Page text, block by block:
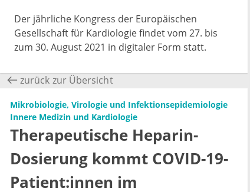
Der jährliche Kongress der Europäischen
Gesellschaft für Kardiologie findet vom 27. bis
zum 30. August 2021 in digitaler Form statt.
zurück zur Übersicht
Mikrobiologie, Virologie und Infektionsepidemiologie
Innere Medizin und Kardiologie
Therapeutische Heparin-
Dosierung kommt COVID-19-
Patient:innen im